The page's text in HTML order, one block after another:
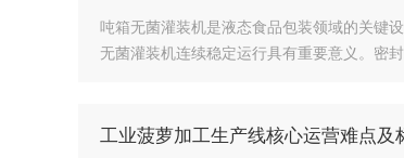
吨箱无菌灌装机是液态食品包装领域的关键
无菌灌装机连续稳定运行具有重要意义。密
工业菠萝加工生产线核心运营难点及